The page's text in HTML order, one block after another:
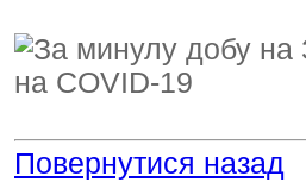
Повернутися назад